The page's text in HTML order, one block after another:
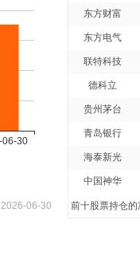
2026-06-30
东方财富
东方电气
联特科技
德科立
贵州茅台
青岛银行
海泰新光
中国神华
前十股票持仓的